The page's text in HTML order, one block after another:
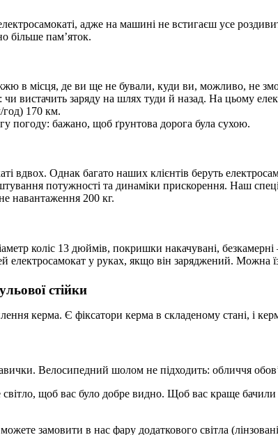
адже на машині не встигаєш усе
більше пам’яток.
в місця, де ви ще не бували, куди ви, можливо, не
вистачить заряду на шлях туди й назад. На цьому
год) 170 км.
погоду: бажано, щоб ґрунтова дорога була сухою.
вдвох. Однак багато наших клієнтів беруть
потужності та динаміки прискорення. Наш
навантаження 200 кг.
коліс 13 дюймів, покришки накачувані,
електросамокат у руках, якщо він заряджений.
стійки
керма. Є фіксатори керма в складеному стані, і
Велосипедний шолом не підходить: обличчя
щоб вас було добре видно. Щоб вас краще
замовити в нас фару додаткового світла